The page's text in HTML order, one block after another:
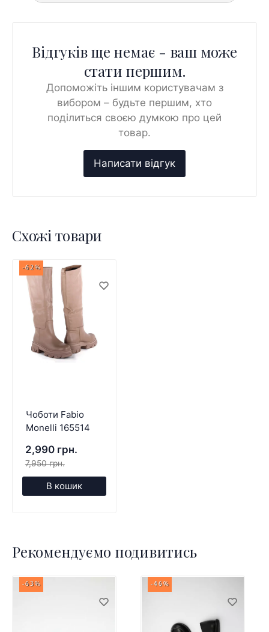
Відгуків ще немає - ваш може
стати першим.
Допоможіть іншим користувачам з
вибором – будьте першим, хто
поділиться своєю думкою про цей
товар.
Схожі товари
-62%
Чоботи Fabio
Monelli 165514
2,990 грн.
7,950 грн.
В кошик
Рекомендуємо подивитись
-63% -46%